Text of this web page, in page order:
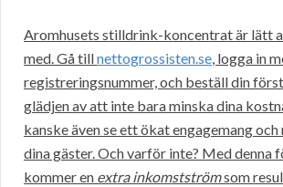
Aromhusets stilldrink-koncentrat är lätt
med. Gå tillnettogrossisten.se, logga in
registreringsnummer, och beställ din
glädjen av att inte bara minska dina
kanske även se ett ökat engagemang
dina gäster. Och varför inte? Med denna
kommer en extra inkomstströmsom